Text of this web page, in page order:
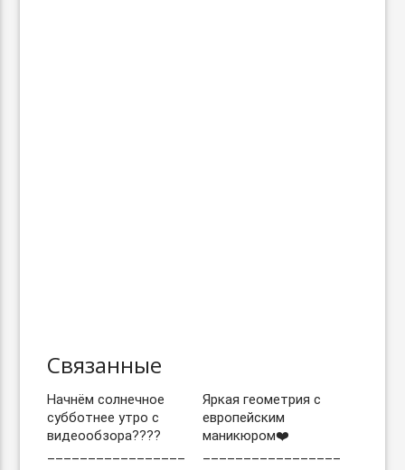
Связанные
Начнём солнечное
субботнее утро с
видеообзора????
Яркая геометрия с
европейским
маникюром❤️